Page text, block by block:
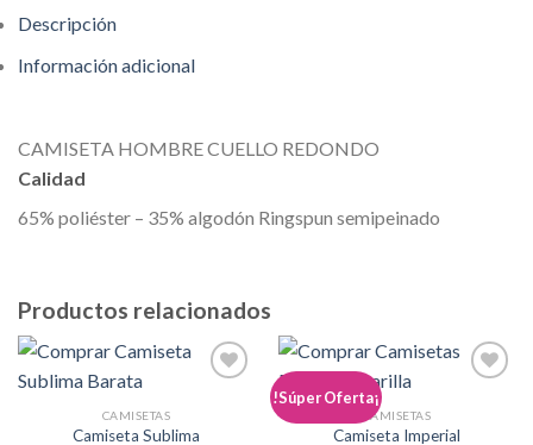
Descripción
Información adicional
CAMISETA HOMBRE CUELLO REDONDO
Calidad
65% poliéster – 35% algodón Ringspun semipeinado
Productos relacionados
CAMISETAS
Camiseta Sublima
!Súper Oferta¡
lista de
CAMISETAS
Camiseta Imperial